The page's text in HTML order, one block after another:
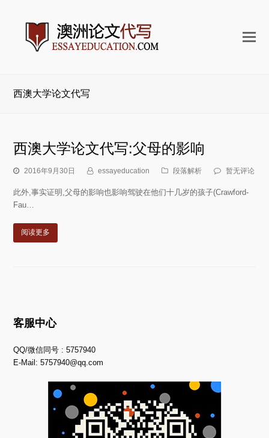
打
西澳大学论文代写
西澳大学论文代写:父母的影响
2016年9月30日 essayeducation 段落解析 暂无评论
此外,事实证明,父母的影响也影响驾驶在他们十几岁的孩子(Crawford-
Fau…
阅读更多
客服中心
QQ/微信同号 : 5757940
E-Mail:5757940@qq.com